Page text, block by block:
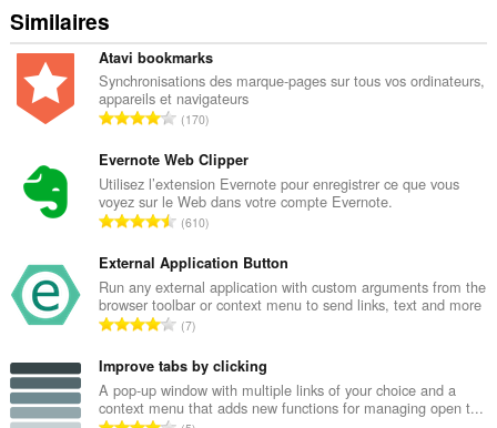
Similaires
Atavi bookmarks
Synchronisations des marque-pages sur tous vos ordinateurs,
appareils et navigateurs
N
m
b
r
e
o
t
a
d
e
n
170
Evernote Web Clipper
Utilisez l’extension Evernote pour enregistrer ce que vous
voyez sur le Web dans votre compte Evernote.
N
m
b
r
e
o
t
a
610
External Application Button
Run any external application with custom arguments from the
browser toolbar or context menu to send links, text and more
N
m
b
r
7
Improve tabs by clicking
A pop-up window with multiple links of your choice and a
context menu that adds new functions for managing open t...